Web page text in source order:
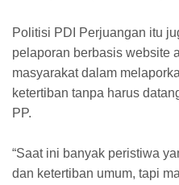
Politisi PDI Perjuangan itu
pelaporan berbasis website
masyarakat dalam
ketertiban tanpa harus
PP.
“Saat ini banyak peristiwa
dan ketertiban umum, tapi